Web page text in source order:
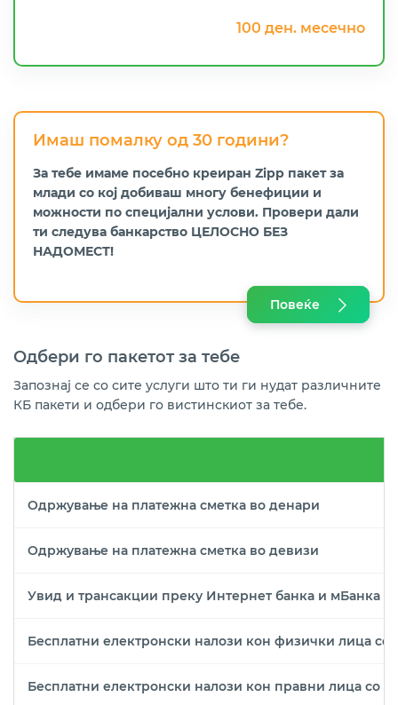
100 ден. месечно
Имаш помалку од 30 години?
За тебе имаме посебно креиран Zipp пакет за
млади со кој добиваш многу бенефиции и
можности по специјални услови. Провери дали
ти следува банкарство ЦЕЛОСНО БЕЗ
НАДОМЕСТ!
Повеќе
Одбери го пакетот за тебе
Запознај се со сите услуги што ти ги нудат различните
КБ пакети и одбери го вистинскиот за тебе.
Одржување на платежна сметка во денари
Одржување на платежна сметка во девизи
Увид и трансакции преку Интернет банка и мБанка
Бесплатни електронски налози кон физички лица со
Бесплатни електронски налози кон правни лица со